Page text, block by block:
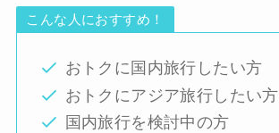
こんな人におすすめ！
おトクに国内旅行したい方
おトクにアジア旅行したい方
国内旅行を検討中の方